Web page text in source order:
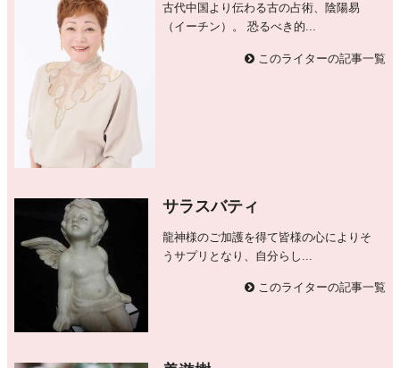
古代中国より伝わる古の占術、陰陽易
（イーチン）。 恐るべき的...
このライターの記事一覧
サラスバティ
龍神様のご加護を得て皆様の心によりそ
うサプリとなり、自分らし...
このライターの記事一覧